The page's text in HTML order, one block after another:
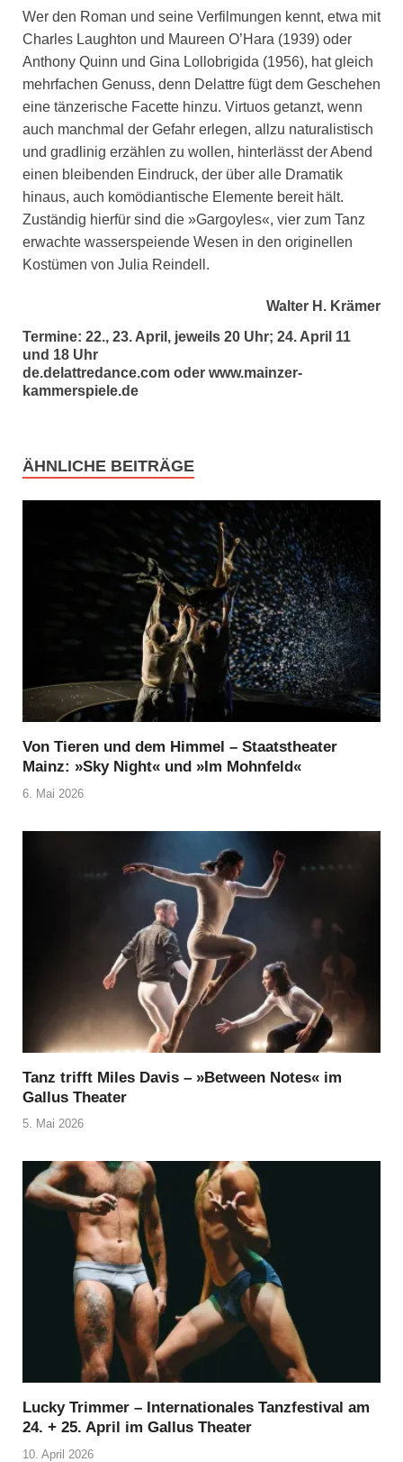
Wer den Roman und seine Verfilmungen kennt, etwa mit
Charles Laughton und Maureen O’Hara (1939) oder
Anthony Quinn und Gina Lollobrigida (1956), hat gleich
mehrfachen Genuss, denn Delattre fügt dem Geschehen
eine tänzerische Facette hinzu. Virtuos getanzt, wenn
auch manchmal der Gefahr erlegen, allzu naturalistisch
und gradlinig erzählen zu wollen, hinterlässt der Abend
einen bleibenden Eindruck, der über alle Dramatik
hinaus, auch komödiantische Elemente bereit hält.
Zuständig hierfür sind die »Gargoyles«, vier zum Tanz
erwachte wasserspeiende Wesen in den originellen
Kostümen von Julia Reindell.
Walter H. Krämer
Termine: 22., 23. April, jeweils 20 Uhr; 24. April 11
und 18 Uhr
de.delattredance.com oder www.mainzer-
kammerspiele.de
ÄHNLICHE BEITRÄGE
Von Tieren und dem Himmel – Staatstheater
Mainz: »Sky Night« und »Im Mohnfeld«
6. Mai 2026
Tanz trifft Miles Davis – »Between Notes« im
Gallus Theater
5. Mai 2026
Lucky Trimmer – Internationales Tanzfestival am
24. + 25. April im Gallus Theater
10. April 2026